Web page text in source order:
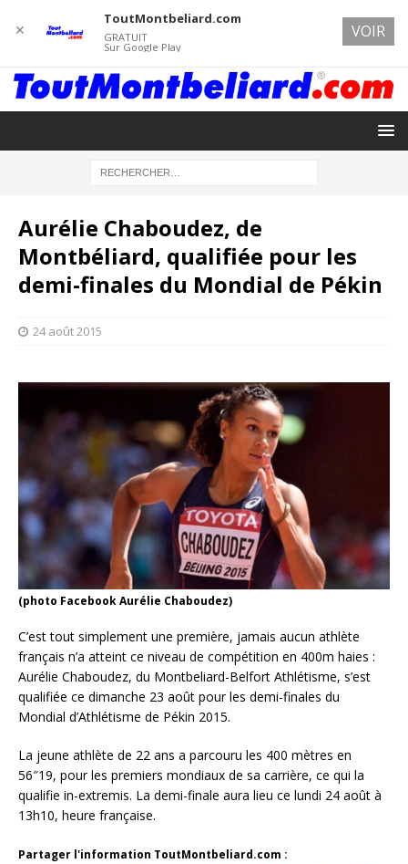
Aurélie Chaboudez, de
Montbéliard, qualifiée pour les
demi-finales du Mondial de Pékin
24 août 2015
(photo Facebook Aurélie Chaboudez)
C’est tout simplement une première, jamais aucun athlète
français n’a atteint ce niveau de compétition en 400m haies :
Aurélie Chaboudez, du Montbeliard-Belfort Athlétisme, s’est
qualifiée ce dimanche 23 août pour les demi-finales du
Mondial d’Athlétisme de Pékin 2015.
La jeune athlète de 22 ans a parcouru les 400 mètres en
56″19, pour les premiers mondiaux de sa carrière, ce qui la
qualifie in-extremis. La demi-finale aura lieu ce lundi 24 août à
13h10, heure française.
Partager l'information ToutMontbeliard.com :
✕
ToutMontbeliard.com
GRATUIT
Sur Google Play
VOIR